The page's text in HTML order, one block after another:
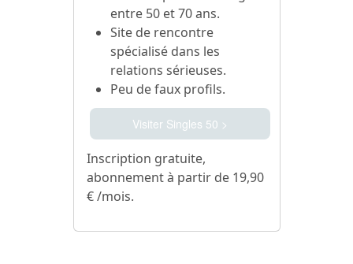
entre 50 et 70 ans.
Site de rencontre
spécialisé dans les
relations sérieuses.
Peu de faux profils.
Visiter Singles 50 >
Inscription gratuite,
abonnement à partir de 19,90
€ /mois.